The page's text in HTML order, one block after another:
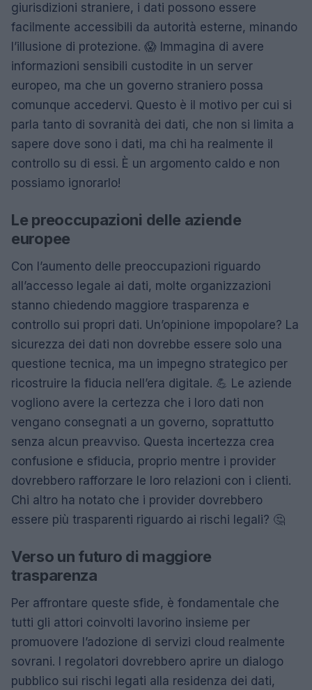
giurisdizioni straniere, i dati possono essere
facilmente accessibili da autorità esterne, minando
l’illusione di protezione. 😱 Immagina di avere
informazioni sensibili custodite in un server
europeo, ma che un governo straniero possa
comunque accedervi. Questo è il motivo per cui si
parla tanto di sovranità dei dati, che non si limita a
sapere dove sono i dati, ma chi ha realmente il
controllo su di essi. È un argomento caldo e non
possiamo ignorarlo!
Le preoccupazioni delle aziende
europee
Con l’aumento delle preoccupazioni riguardo
all’accesso legale ai dati, molte organizzazioni
stanno chiedendo maggiore trasparenza e
controllo sui propri dati. Un’opinione impopolare? La
sicurezza dei dati non dovrebbe essere solo una
questione tecnica, ma un impegno strategico per
ricostruire la fiducia nell’era digitale. 💪 Le aziende
vogliono avere la certezza che i loro dati non
vengano consegnati a un governo, soprattutto
senza alcun preavviso. Questa incertezza crea
confusione e sfiducia, proprio mentre i provider
dovrebbero rafforzare le loro relazioni con i clienti.
Chi altro ha notato che i provider dovrebbero
essere più trasparenti riguardo ai rischi legali? 🤔
Verso un futuro di maggiore
trasparenza
Per affrontare queste sfide, è fondamentale che
tutti gli attori coinvolti lavorino insieme per
promuovere l’adozione di servizi cloud realmente
sovrani. I regolatori dovrebbero aprire un dialogo
pubblico sui rischi legati alla residenza dei dati,